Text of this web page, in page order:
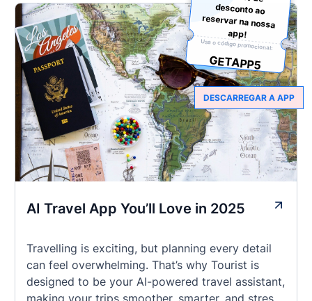
AI Travel App You’ll Love in 2025
Travelling is exciting, but planning every detail
can feel overwhelming. That’s why Tourist is
designed to be your AI-powered travel assistant,
making your trips smoother, smarter, and stress-
app!
Usa o código promocional:
GETAPP5
DESCARREGAR A APP